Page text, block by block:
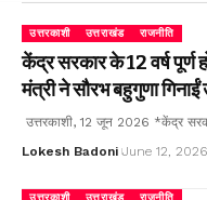
उत्तरकाशी उत्तराखंड राजनीति
केंद्र सरकार के 12 वर्ष पूर्ण
मंत्री ने सौरभ बहुगुणा गिनाईं
उत्तरकाशी, 12 जून 2026 *केंद्र
Lokesh Badoni June 12, 2026
उत्तरकाशी उत्तराखंड राजनीति